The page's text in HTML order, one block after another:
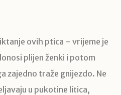
ovih ptica – vrijeme je
plijen ženki i potom
zajedno traže gnijezdo. Ne
u pukotine litica,